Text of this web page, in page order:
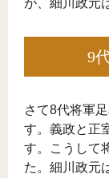
9
さて8代将軍
す。義政と正
す。こうして
た。細川政元